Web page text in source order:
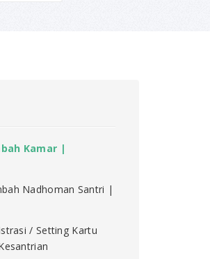
Kamar |
Nadhoman Santri |
/ Setting Kartu